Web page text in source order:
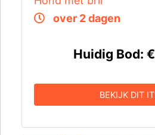
over 2 dagen
Huidig Bod:
BEKIJK DIT